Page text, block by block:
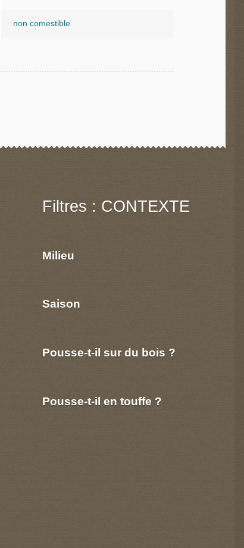
non comestible
Filtres : CONTEXTE
Milieu
Saison
Pousse-t-il sur du bois ?
Pousse-t-il en touffe ?